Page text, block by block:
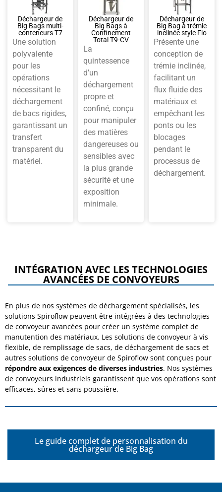
Déchargeur de
Big Bags multi-
conteneurs T7
Une solution
polyvalente
pour les
opérations
nécessitant le
déchargement
de bacs rigides,
garantissant un
transfert
transparent du
matériel.
Déchargeur de
Big Bags à
Confinement
Total T9-CV
La
quintessence
d’un
déchargement
propre et
confiné, conçu
pour manipuler
des matières
dangereuses ou
sensibles avec
la plus grande
sécurité et une
exposition
minimale.
Déchargeur de
Big Bag à trémie
inclinée style Flo
Présente une
conception de
trémie inclinée,
facilitant un
flux fluide des
matériaux et
empêchant les
ponts ou les
blocages
pendant le
processus de
déchargement.
INTÉGRATION AVEC LES TECHNOLOGIES
AVANCÉES DE CONVOYEURS
En plus de nos systèmes de déchargement spécialisés, les
solutions Spiroflow peuvent être intégrées à des technologies
de convoyeur avancées pour créer un système complet de
manutention des matériaux. Les solutions de convoyeur à vis
flexible, de remplissage de sacs, de déchargement de sacs et
autres solutions de convoyeur de Spiroflow sont conçues pour
répondre aux exigences de diverses industries. Nos systèmes
de convoyeurs industriels garantissent que vos opérations sont
efficaces, sûres et sans poussière.
Le guide complet de personnalisation du
déchargeur de Big Bag